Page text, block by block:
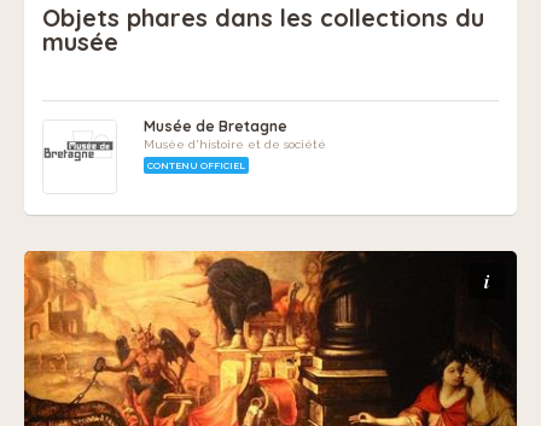
Objets phares dans les collections du
musée
Musée de Bretagne
Musée d'histoire et de société
CONTENU OFFICIEL
i